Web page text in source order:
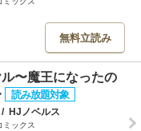
無料立読み
〜魔王になったの
/ HJノベルス
ミックス